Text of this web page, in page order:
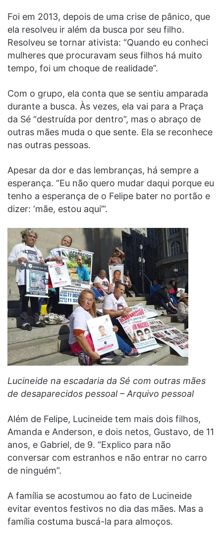
Foi em 2013, depois de uma crise de pânico, que
ela resolveu ir além da busca por seu filho.
Resolveu se tornar ativista: “Quando eu conheci
mulheres que procuravam seus filhos há muito
tempo, foi um choque de realidade”.
Com o grupo, ela conta que se sentiu amparada
durante a busca. Às vezes, ela vai para a Praça
da Sé “destruída por dentro”, mas o abraço de
outras mães muda o que sente. Ela se reconhece
nas outras pessoas.
Apesar da dor e das lembranças, há sempre a
esperança. “Eu não quero mudar daqui porque eu
tenho a esperança de o Felipe bater no portão e
dizer: ‘mãe, estou aqui’”.
Lucineide na escadaria da Sé com outras mães
de desaparecidos pessoal – Arquivo pessoal
Além de Felipe, Lucineide tem mais dois filhos,
Amanda e Anderson, e dois netos, Gustavo, de 11
anos, e Gabriel, de 9. “Explico para não
conversar com estranhos e não entrar no carro
de ninguém”.
A família se acostumou ao fato de Lucineide
evitar eventos festivos no dia das mães. Mas a
família costuma buscá-la para almoços.